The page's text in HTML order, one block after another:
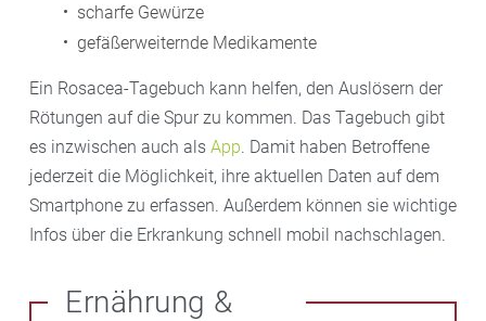
scharfe Gewürze
gefäßerweiternde Medikamente
Ein Rosacea-Tagebuch kann helfen, den Auslösern der
Rötungen auf die Spur zu kommen. Das Tagebuch gibt
es inzwischen auch als App. Damit haben Betroffene
jederzeit die Möglichkeit, ihre aktuellen Daten auf dem
Smartphone zu erfassen. Außerdem können sie wichtige
Infos über die Erkrankung schnell mobil nachschlagen.
Ernährung &